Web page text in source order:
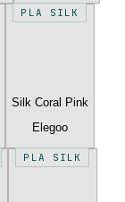
PLA SILK
Silk Coral Pink
Elegoo
PLA SILK